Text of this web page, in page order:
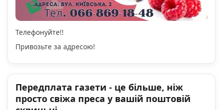
Телефонуйте!!
Привозьте за адресою!
Передплата газети - це більше, ніж
просто свіжа преса у вашій поштовій